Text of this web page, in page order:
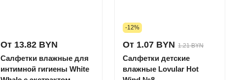
От 13.82 BYN
Салфетки влажные для
интимной гигиены White
-12%
От 1.07 BYN 1.21 BYN
Салфетки детские
влажные Lovular Hot